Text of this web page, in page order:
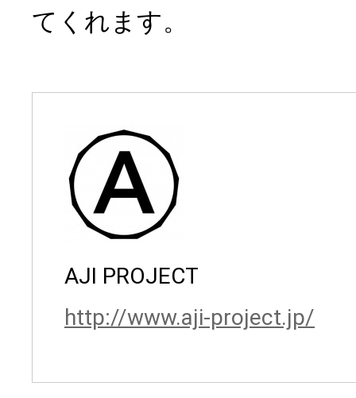
てくれます。
AJI PROJECT
http://www.aji-project.jp/